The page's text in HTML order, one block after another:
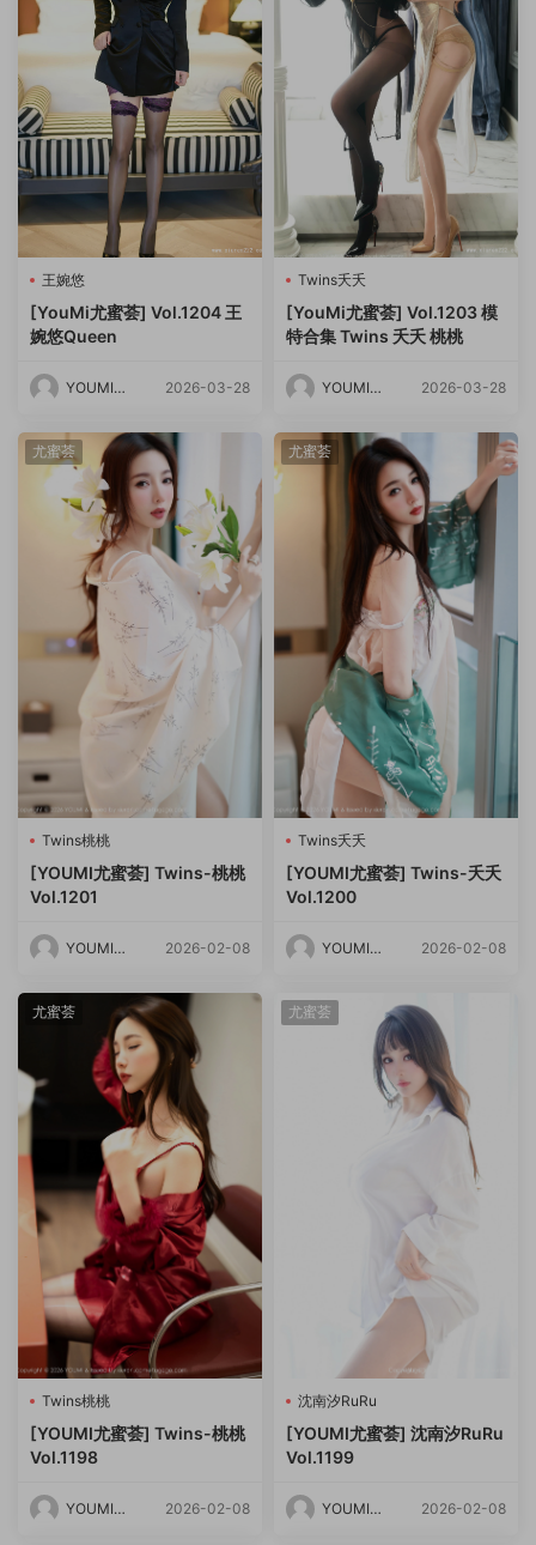
王婉悠
[YouMi尤蜜荟] Vol.1204 王
婉悠Queen
YOUMI尤
2026-03-28
Twins夭夭
[YouMi尤蜜荟] Vol.1203 模
特合集 Twins 夭夭 桃桃
YOUMI尤
2026-03-28
尤蜜荟
Twins桃桃
[YOUMI尤蜜荟] Twins-桃桃
Vol.1201
YOUMI尤
2026-02-08
尤蜜荟
Twins夭夭
[YOUMI尤蜜荟] Twins-夭夭
Vol.1200
YOUMI尤
2026-02-08
尤蜜荟
Twins桃桃
[YOUMI尤蜜荟] Twins-桃桃
Vol.1198
YOUMI尤
2026-02-08
尤蜜荟
沈南汐RuRu
[YOUMI尤蜜荟] 沈南汐RuRu
Vol.1199
YOUMI尤
2026-02-08